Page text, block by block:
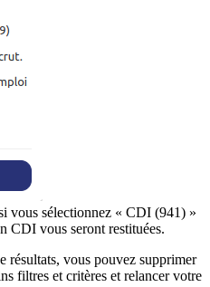
vous sélectionnez « CDI (941) »
CDI vous seront restituées.
résultats, vous pouvez supprimer
filtres et critères et relancer votre